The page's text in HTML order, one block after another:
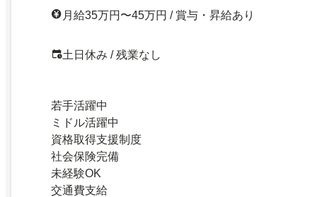
月給35万円〜45万円 / 賞与・昇給あり
土日休み / 残業なし
若手活躍中
ミドル活躍中
資格取得支援制度
社会保険完備
未経験OK
交通費支給